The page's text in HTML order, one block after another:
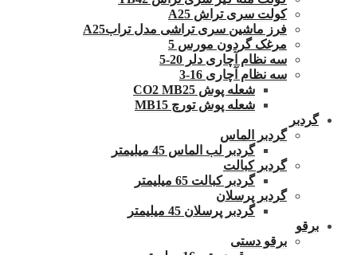
کولت سری تراش A25
فرز ماشین سری تراشی مدل ترابA25
مرغک گردون مورس 5
سه نظام آچاری دلر 20-5
سه نظام آچاری 16-3
شعله پوش CO2 MB25
شعله پوش تورچ MB15
گردبر
گردبر الماس
گردبر لب الماس 45 میلیمتر
گردبر کبالت
گردبر کبالت 65 میلیمتر
گردبر پرسلان
گردبر پرسلان 45 میلیمتر
برقو
برقو دستی